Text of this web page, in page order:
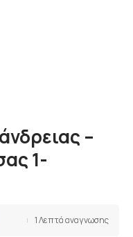
–
1-
1 Λεπτά αναγνωσης